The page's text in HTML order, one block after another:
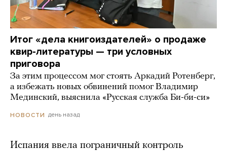
Итог «дела книгоиздателей» о продаже
квир-литературы — три условных
приговора
За этим процессом мог стоять Аркадий Ротенберг,
а избежать новых обвинений помог Владимир
Мединский, выяснила «Русская служба Би-би-си»
НОВОСТИ день назад
Испания ввела пограничный контроль